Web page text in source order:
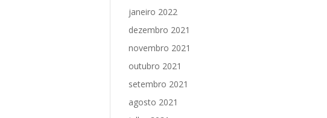
janeiro 2022
dezembro 2021
novembro 2021
outubro 2021
setembro 2021
agosto 2021